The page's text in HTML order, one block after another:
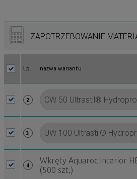
ZAPOTRZEBOWANIE
l.p. nazwa wariantu
2
3
4
Wkręty Aquaroc Interior
(500 szt.)